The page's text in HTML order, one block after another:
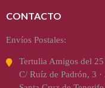
CONTACTO
Envíos Postales:
Tertulia Amigos del
C/ Ruíz de Padrón, 3 ·